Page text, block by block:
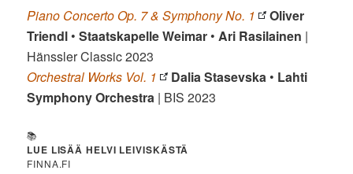
Piano Concerto Op. 7 & Symphony No. 1
Oliver
Triendl •Staatskapelle Weimar •Ari Rasilainen |
Hänssler Classic 2023
Orchestral Works Vol. 1
Dalia Stasevska • Lahti
Symphony Orchestra | BIS 2023
📚
LUE LISÄÄ HELVI LEIVISKÄSTÄ
FINNA.FI